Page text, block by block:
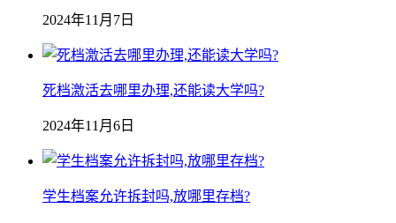
2024年11月7日
死档激活去哪里办理,还能读大学吗?
2024年11月6日
学生档案允许拆封吗,放哪里存档?